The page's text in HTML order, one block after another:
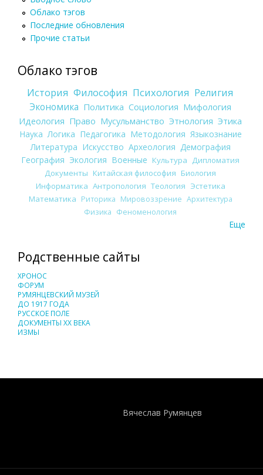
Облако тэгов
Последние обновления
Прочие статьи
Облако тэгов
История Философия Психология Религия
Экономика Политика Социология Мифология
Идеология Право Мусульманство Этнология Этика
Наука Логика Педагогика Методология Языкознание
Литература Искусство Археология Демография
География Экология Военные Культура
Дипломатия
Документы Китайская философия Биология
Информатика Антропология Теология Эстетика
Математика Риторика Мировоззрение Архитектура
Физика Феноменология
Еще
Родственные сайты
ХРОНОС
ФОРУМ
РУМЯНЦЕВСКИЙ МУЗЕЙ
ДО 1917 ГОДА
РУССКОЕ ПОЛЕ
ДОКУМЕНТЫ XX ВЕКА
ИЗМЫ
Вячеслав Румянцев